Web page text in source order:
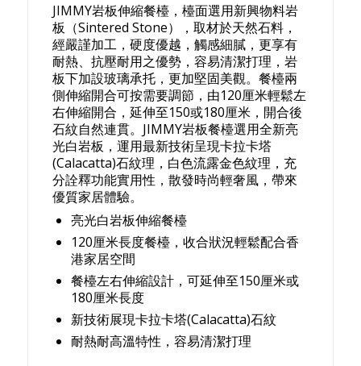
JIMMY岩板伸縮餐檯，檯面選用新興物料岩
板（Sintered Stone），取材於天然石料，
經嚴謹加工，硬度優越，觸感細膩，更享有
耐熱、抗壓耐用之優勢，容易清潔打理，岩
板下加設玻璃承托，更加堅固美觀。餐檯兩
側伸縮開合可按需要調節，由120厘米輕鬆左
右伸縮開合，延伸至150或180厘米，開合後
石紋自然連貫。JIMMY岩板餐檯選用全新亮
光白岩板，運用最新技術呈現卡拉卡塔
(Calacatta)石紋理，白色流露金色紋理，充
分詮釋功能實用性，散發時尚輕奢風，帶來
優質家居體驗。
亮光白岩板伸縮餐檯
120厘米長度餐檯，收合狀況輕鬆配合香
港家居空間
餐檯左右伸縮設計，可延伸至150厘米或
180厘米長度
新技術展現卡拉卡塔(Calacatta)石紋
耐熱耐高溫特性，容易清潔打理